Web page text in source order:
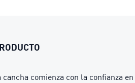
comienza con la confianza en